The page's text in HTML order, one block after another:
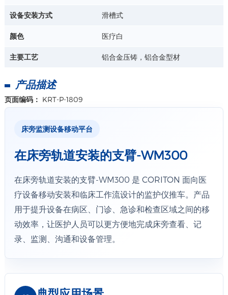
设备安装方式 滑槽式
颜色 医疗白
主要工艺 铝合金压铸，铝合金型材
产品描述
页面编码： KRT-P-1809
床旁监测设备移动平台
在床旁轨道安装的支臂-WM300
在床旁轨道安装的支臂-WM300 是 CORITON 面向医
疗设备移动安装和临床工作流设计的监护仪推车。产品
用于提升设备在病区、门诊、急诊和检查区域之间的移
动效率，让医护人员可以更方便地完成床旁查看、记
录、监测、沟通和设备管理。